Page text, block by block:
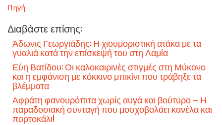
Πηγή
Διαβάστε επίσης:
Άδωνις Γεωργιάδης: Η χιουμοριστική ατάκα με τα
γυαλιά κατά την επίσκεψή του στη Λαμία
Εύη Βατίδου: Οι καλοκαιρινές στιγμές στη Μύκονο
και η εμφάνιση με κόκκινο μπικίνι που τράβηξε τα
βλέμματα
Αφράτη φανουρόπιτα χωρίς αυγά και βούτυρο – Η
παραδοσιακή συνταγή που μοσχοβολάει κανέλα και
πορτοκάλι!